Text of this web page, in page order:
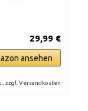
29,99 €
ansehen
zzgl. Versandkosten